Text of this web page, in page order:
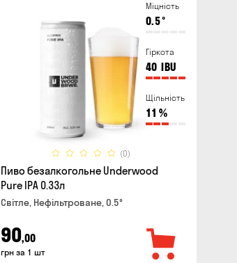
Міцність
0.5°
Гіркота
40 IBU
Щільність
11 %
(0)
Пиво безалкогольне Underwood
Pure IPA 0.33л
Світле, Нефільтроване, 0.5°
90,00
грн за 1 шт